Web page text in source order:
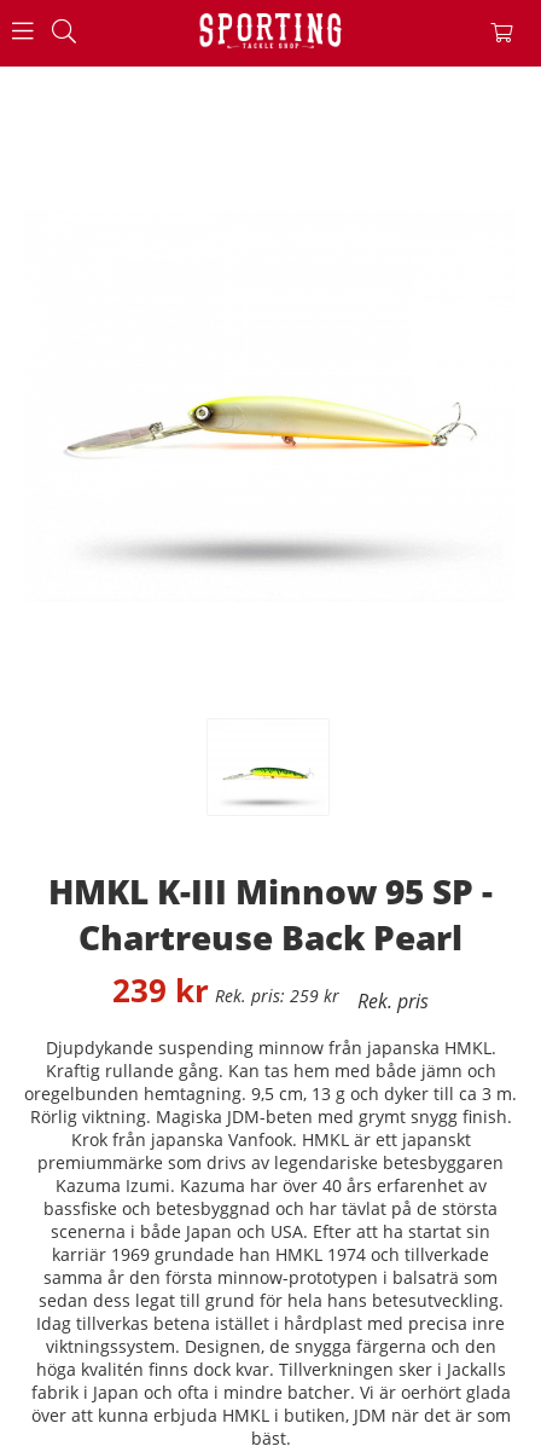
HMKL K-III Minnow 95 SP -
Chartreuse Back Pearl
259 kr
239 kr
Djupdykande suspending minnow från japanska HMKL.
Kraftig rullande gång. Kan tas hem med både jämn och
oregelbunden hemtagning. 9,5 cm, 13 g och dyker till ca 3 m.
Rörlig viktning. Magiska JDM-beten med grymt snygg finish.
Krok från japanska Vanfook. HMKL är ett japanskt
premiummärke som drivs av legendariske betesbyggaren
Kazuma Izumi. Kazuma har över 40 års erfarenhet av
bassfiske och betesbyggnad och har tävlat på de största
scenerna i både Japan och USA. Efter att ha startat sin
karriär 1969 grundade han HMKL 1974 och tillverkade
samma år den första minnow-prototypen i balsaträ som
sedan dess legat till grund för hela hans betesutveckling.
Idag tillverkas betena istället i hårdplast med precisa inre
viktningssystem. Designen, de snygga färgerna och den
höga kvalitén finns dock kvar. Tillverkningen sker i Jackalls
fabrik i Japan och ofta i mindre batcher. Vi är oerhört glada
över att kunna erbjuda HMKL i butiken, JDM när det är som
bäst.